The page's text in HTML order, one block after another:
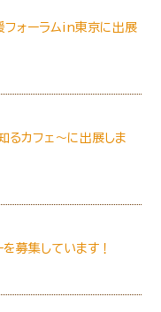
フォーラムin東京に出展
るカフェ～に出展しま
を募集しています！